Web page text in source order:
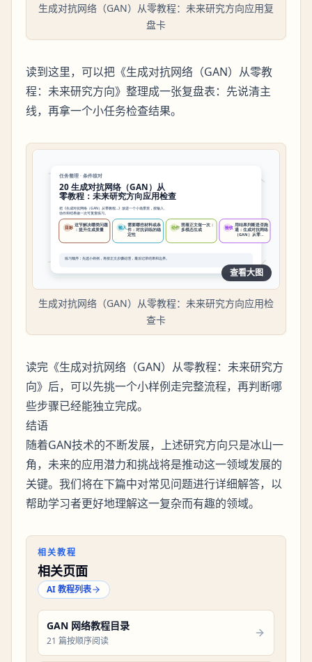
生成对抗网络（GAN）从零教程：未来研究方向应用复
盘卡
读到这里，可以把《生成对抗网络（GAN）从零教
程：未来研究方向》整理成一张复盘表：先说清主
线，再拿一个小任务检查结果。
查看大图
生成对抗网络（GAN）从零教程：未来研究方向应用检
查卡
读完《生成对抗网络（GAN）从零教程：未来研究方
向》后，可以先挑一个小样例走完整流程，再判断哪
些步骤已经能独立完成。
结语
随着GAN技术的不断发展，上述研究方向只是冰山一
角，未来的应用潜力和挑战将是推动这一领域发展的
关键。我们将在下篇中对常见问题进行详细解答，以
帮助学习者更好地理解这一复杂而有趣的领域。
相关教程
相关页面
AI 教程列表
GAN 网络教程目录
21 篇按顺序阅读